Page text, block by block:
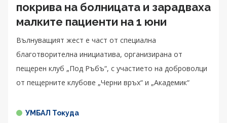
покрива на болницата и зарадваха
малките пациенти на 1 юни
Вълнуващият жест е част от специална
благотворителна инициатива, организирана от
пещерен клуб „Под Ръбъ“, с участието на доброволци
от пещерните клубове „Черни връх“ и „Академик“
УМБАЛ Токуда